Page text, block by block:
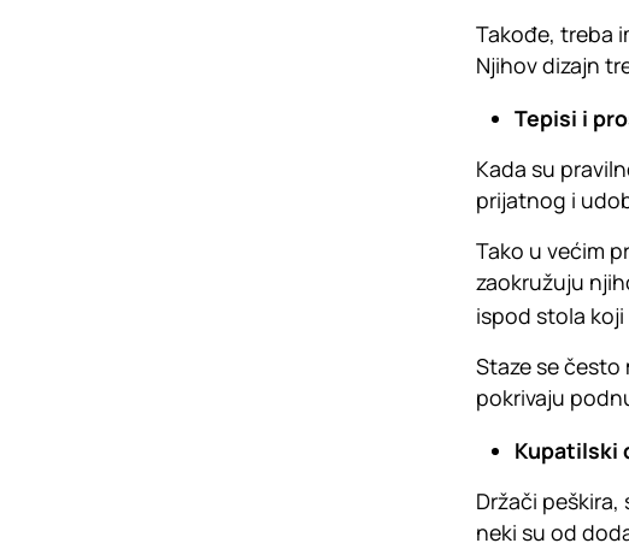
Takođe, treba
Njihov dizajn
Tepisi i
Kada su
prijatnog i
Tako u većim
zaokružuju
ispod stola
Staze se
pokrivaju
Kupatilski
Držači
neki su od